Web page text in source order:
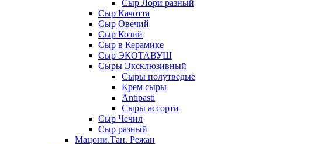
Сыр Лори разный
Сыр Качотта
Сыр Овечий
Сыр Козий
Сыр в Керамике
Сыр ЭКОТАВУШ
Сыры Эксклюзивный
Сыры полутведые
Крем сыры
Antipasti
Сыры ассорти
Сыр Чечил
Сыр разный
Мацони.Тан. Режан